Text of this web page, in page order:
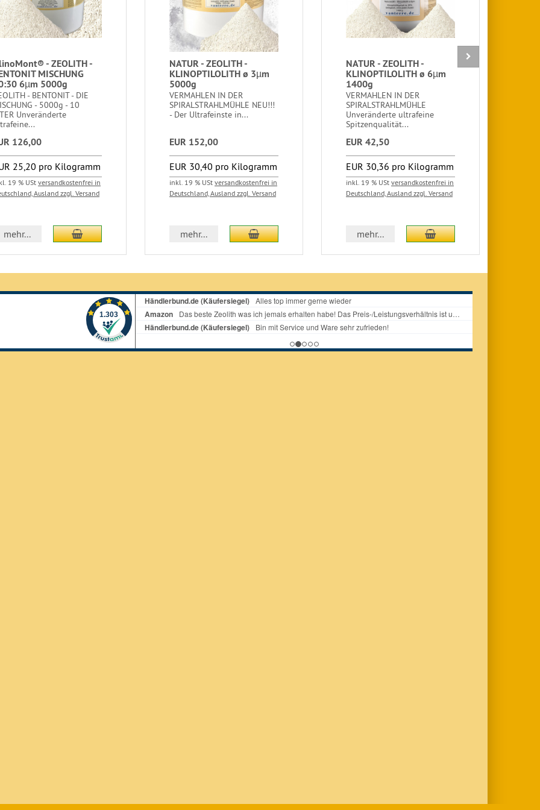
- ZEOLITH -
MISCHUNG
6µm 5000g
- BENTONIT - DIE
- 5000g - 10
Unveränderte
126,00
25,20 pro Kilogramm
19 % USt versandkostenfrei in
Ausland zzgl. Versand
mehr... In den Warenkorb
NATUR - ZEOLITH -
KLINOPTILOLITH ø 3µm
5000g
VERMAHLEN IN DER
SPIRALSTRAHLMÜHLE NEU!!!
- Der Ultrafeinste in...
EUR 152,00
EUR 30,40 pro Kilogramm
inkl. 19 % USt versandkostenfrei in
Deutschland, Ausland zzgl. Versand
mehr... In den Warenkorb
NATUR - ZEOLITH -
KLINOPTILOLITH ø 6µm
1400g
VERMAHLEN IN DER
SPIRALSTRAHLMÜHLE
Unveränderte ultrafeine
Spitzenqualität...
EUR 42,50
EUR 30,36 pro Kilogramm
inkl. 19 % USt versandkostenfrei in
Deutschland, Ausland zzgl. Versand
mehr... In den Warenkorb